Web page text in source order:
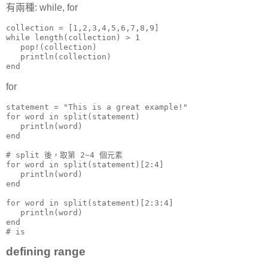
有兩種: while, for
collection = [1,2,3,4,5,6,7,8,9]
while length(collection) > 1
   pop!(collection)
   println(collection)
end
for
statement = "This is a great example!"
for word in split(statement)
   println(word)
end
# split 後，取第 2~4 個元素
for word in split(statement)[2:4]
   println(word)
end
for word in split(statement)[2:3:4]
   println(word)
end
# is
defining range